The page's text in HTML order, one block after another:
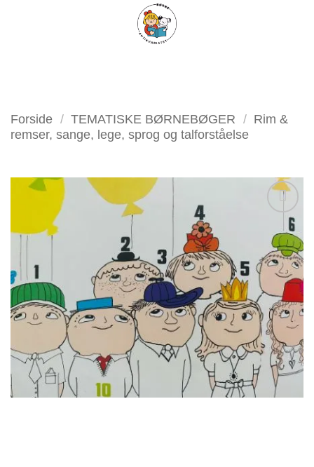
FILTER
Forside / TEMATISKE BØRNEBØGER / Rim &
remser, sange, lege, sprog og talforståelse
Tilføj
som
favorit